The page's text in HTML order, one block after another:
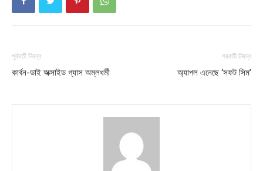
পূর্ববর্তী নিবন্ধ
কার্বন-ডাই অক্সাইড গ্যাস অম্লধর্মী
পরবর্তী নিবন্ধ
অ্যাপল এনেছে ‘সফট সিম’